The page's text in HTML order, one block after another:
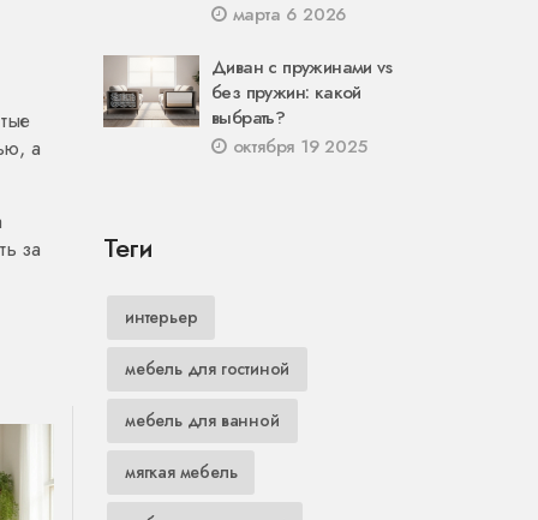
а
за
марта 6 2026
Диван с пружинами vs
без пружин: какой
выбрать?
октября 19 2025
Теги
интерьер
мебель для гостиной
мебель для ванной
мягкая мебель